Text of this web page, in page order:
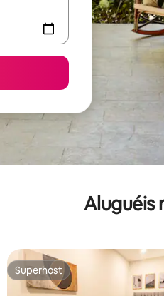
Aluguéis
Superhost
Superhost